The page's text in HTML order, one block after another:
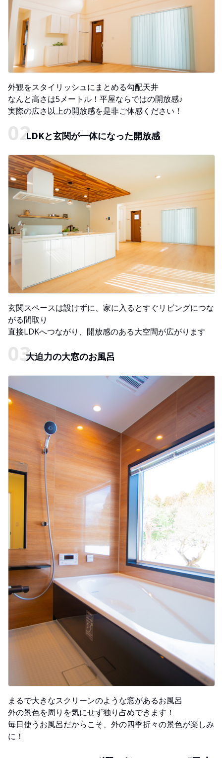
外観をスタイリッシュにまとめる勾配天井
なんと高さは5メートル！平屋ならではの開放感♪
実際の広さ以上の開放感を是非ご体感ください！
LDKと玄関が一体になった開放感
玄関スペースは設けずに、家に入るとすぐリビングにつな
がる間取り
直接LDKへつながり、開放感のある大空間が広がります
大迫力の大窓のお風呂
まるで大きなスクリーンのような窓があるお風呂
外の景色を周りを気にせず独り占めできます！
毎日使うお風呂だからこそ、外の四季折々の景色が楽しみ
に！